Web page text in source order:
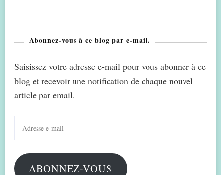
Abonnez-vous à ce blog par e-mail.
Saisissez votre adresse e-mail pour vous abonner à ce
blog et recevoir une notification de chaque nouvel
article par email.
mail
ABONNEZ-VOUS